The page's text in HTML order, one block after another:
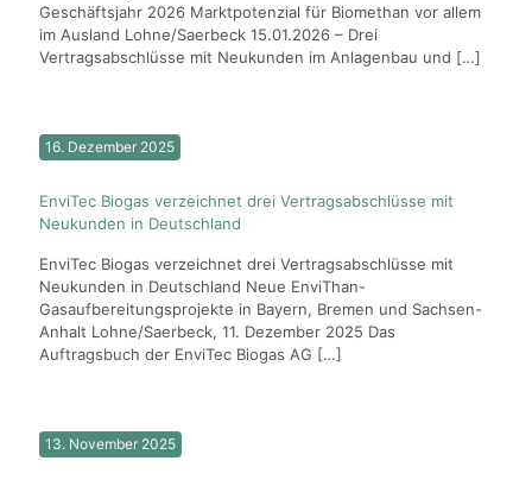
Geschäftsjahr 2026 Marktpotenzial für Biomethan vor allem
im Ausland Lohne/Saerbeck 15.01.2026 – Drei
Vertragsabschlüsse mit Neukunden im Anlagenbau und […]
16. Dezember 2025
EnviTec Biogas verzeichnet drei Vertragsabschlüsse mit
Neukunden in Deutschland
EnviTec Biogas verzeichnet drei Vertragsabschlüsse mit
Neukunden in Deutschland Neue EnviThan-
Gasaufbereitungsprojekte in Bayern, Bremen und Sachsen-
Anhalt Lohne/Saerbeck, 11. Dezember 2025 Das
Auftragsbuch der EnviTec Biogas AG […]
13. November 2025